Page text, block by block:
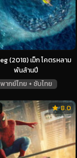
(2018) เม็ก โคตรหลาม
พันล้านปี
พากย์ไทย + ซับไทย
8.0